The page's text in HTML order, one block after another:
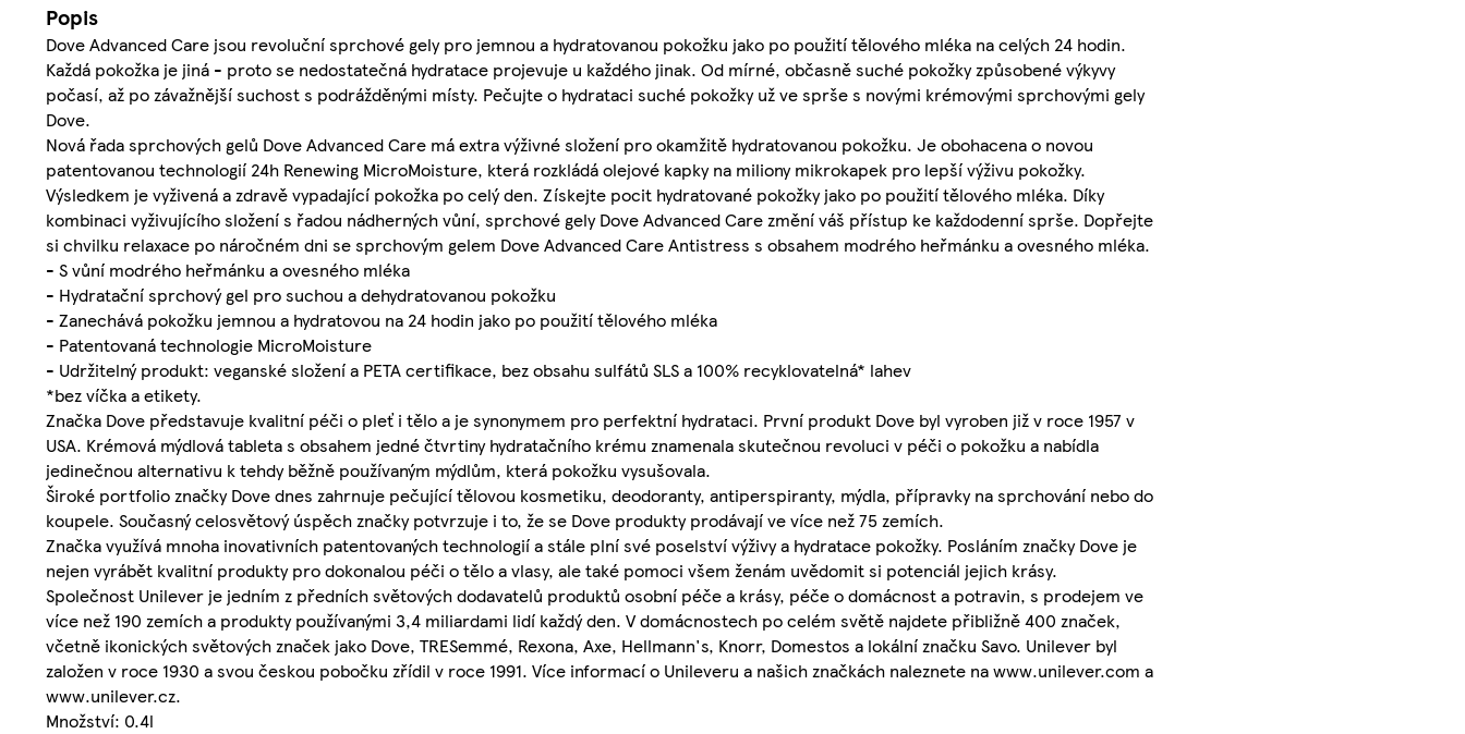
Popis
Dove Advanced Care jsou revoluční sprchové gely pro jemnou a hydratovanou pokožku jako po použití tělového mléka na celých 24 hodin.
Každá pokožka je jiná - proto se nedostatečná hydratace projevuje u každého jinak. Od mírné, občasně suché pokožky způsobené výkyvy
počasí, až po závažnější suchost s podrážděnými místy. Pečujte o hydrataci suché pokožky už ve sprše s novými krémovými sprchovými gely
Dove.
Nová řada sprchových gelů Dove Advanced Care má extra výživné složení pro okamžitě hydratovanou pokožku. Je obohacena o novou
patentovanou technologií 24h Renewing MicroMoisture, která rozkládá olejové kapky na miliony mikrokapek pro lepší výživu pokožky.
Výsledkem je vyživená a zdravě vypadající pokožka po celý den. Získejte pocit hydratované pokožky jako po použití tělového mléka. Díky
kombinaci vyživujícího složení s řadou nádherných vůní, sprchové gely Dove Advanced Care změní váš přístup ke každodenní sprše. Dopřejte
si chvilku relaxace po náročném dni se sprchovým gelem Dove Advanced Care Antistress s obsahem modrého heřmánku a ovesného mléka.
- S vůní modrého heřmánku a ovesného mléka
- Hydratační sprchový gel pro suchou a dehydratovanou pokožku
- Zanechává pokožku jemnou a hydratovou na 24 hodin jako po použití tělového mléka
- Patentovaná technologie MicroMoisture
- Udržitelný produkt: veganské složení a PETA certifikace, bez obsahu sulfátů SLS a 100% recyklovatelná* lahev
*bez víčka a etikety.
Značka Dove představuje kvalitní péči o pleť i tělo a je synonymem pro perfektní hydrataci. První produkt Dove byl vyroben již v roce 1957 v
USA. Krémová mýdlová tableta s obsahem jedné čtvrtiny hydratačního krému znamenala skutečnou revoluci v péči o pokožku a nabídla
jedinečnou alternativu k tehdy běžně používaným mýdlům, která pokožku vysušovala.
Široké portfolio značky Dove dnes zahrnuje pečující tělovou kosmetiku, deodoranty, antiperspiranty, mýdla, přípravky na sprchování nebo do
koupele. Současný celosvětový úspěch značky potvrzuje i to, že se Dove produkty prodávají ve více než 75 zemích.
Značka využívá mnoha inovativních patentovaných technologií a stále plní své poselství výživy a hydratace pokožky. Posláním značky Dove je
nejen vyrábět kvalitní produkty pro dokonalou péči o tělo a vlasy, ale také pomoci všem ženám uvědomit si potenciál jejich krásy.
Společnost Unilever je jedním z předních světových dodavatelů produktů osobní péče a krásy, péče o domácnost a potravin, s prodejem ve
více než 190 zemích a produkty používanými 3,4 miliardami lidí každý den. V domácnostech po celém světě najdete přibližně 400 značek,
včetně ikonických světových značek jako Dove, TRESemmé, Rexona, Axe, Hellmann's, Knorr, Domestos a lokální značku Savo. Unilever byl
založen v roce 1930 a svou českou pobočku zřídil v roce 1991. Více informací o Unileveru a našich značkách naleznete na www.unilever.com a
www.unilever.cz.
Množství: 0.4l